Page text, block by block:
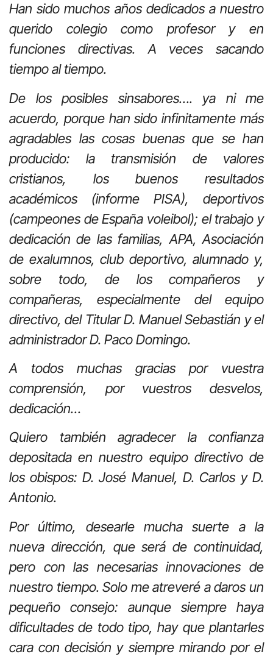
Han sido muchos años dedicados a nuestro
querido colegio como profesor y en
funciones directivas. A veces sacando
tiempo al tiempo.
De los posibles sinsabores…. ya ni me
acuerdo, porque han sido infinitamente más
agradables las cosas buenas que se han
producido: la transmisión de valores
cristianos, los buenos resultados
académicos (informe PISA), deportivos
(campeones de España voleibol); el trabajo y
dedicación de las familias, APA, Asociación
de exalumnos, club deportivo, alumnado y,
sobre todo, de los compañeros y
compañeras, especialmente del equipo
directivo, del Titular D. Manuel Sebastián y el
administrador D. Paco Domingo.
A todos muchas gracias por vuestra
comprensión, por vuestros desvelos,
dedicación…
Quiero también agradecer la confianza
depositada en nuestro equipo directivo de
los obispos: D. José Manuel, D. Carlos y D.
Antonio.
Por último, desearle mucha suerte a la
nueva dirección, que será de continuidad,
pero con las necesarias innovaciones de
nuestro tiempo. Solo me atreveré a daros un
pequeño consejo: aunque siempre haya
dificultades de todo tipo, hay que plantarles
cara con decisión y siempre mirando por el